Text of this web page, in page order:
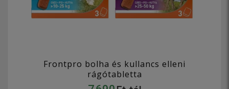
Frontpro bolha és kullancs elleni
rágótabletta